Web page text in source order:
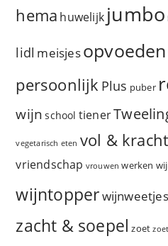
hema huwelijk jumbo
lidl meisjesopvoeden
persoonlijk Plus puber
wijn school tiener
vegetarisch eten vol &
vriendschap vrouwen werken
wijntopperwijnweetjes
zacht & soepel zoet